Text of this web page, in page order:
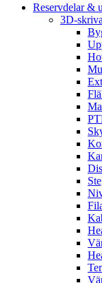
Reservdelar &
3D-